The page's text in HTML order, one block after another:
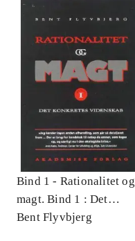
Bind 1 - Rationalitet og
magt. Bind 1 : Det
konkretes videnskab
Bent Flyvbjerg